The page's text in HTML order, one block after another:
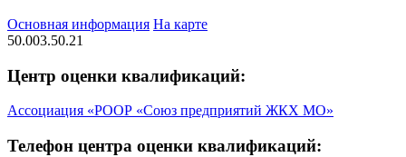
Основная информация На карте
50.003.50.21
Центр оценки квалификаций:
Ассоциация «РООР «Союз предприятий ЖКХ МО»
Телефон центра оценки квалификаций: